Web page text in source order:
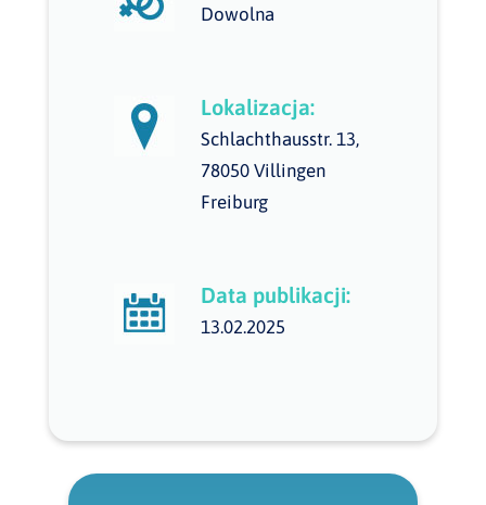
Dowolna
Lokalizacja:
Schlachthausstr. 13,
78050 Villingen
Freiburg
Data publikacji:
13.02.2025